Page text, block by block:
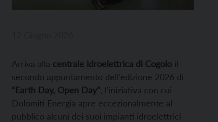
Arriva alla centrale idroelettrica di Cogolo il
secondo appuntamento dell’edizione 2026 di
“Earth Day, Open Day” , l’iniziativa con cui
Dolomiti Energia apre eccezionalmente al
pubblico alcuni dei suoi impianti idroelettrici